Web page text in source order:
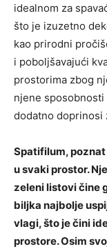
idealnom za
što je izuzetno
kao prirodni
i poboljšavajući
prostorima zbog
njene
dodatno doprinosi
Spatifilum,
u svaki prostor.
zeleni listovi čine
biljka najbolje
vlagi, što je čini
prostore.Osim